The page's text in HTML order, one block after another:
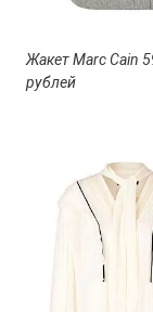
Жакет Marc Cain
рублей